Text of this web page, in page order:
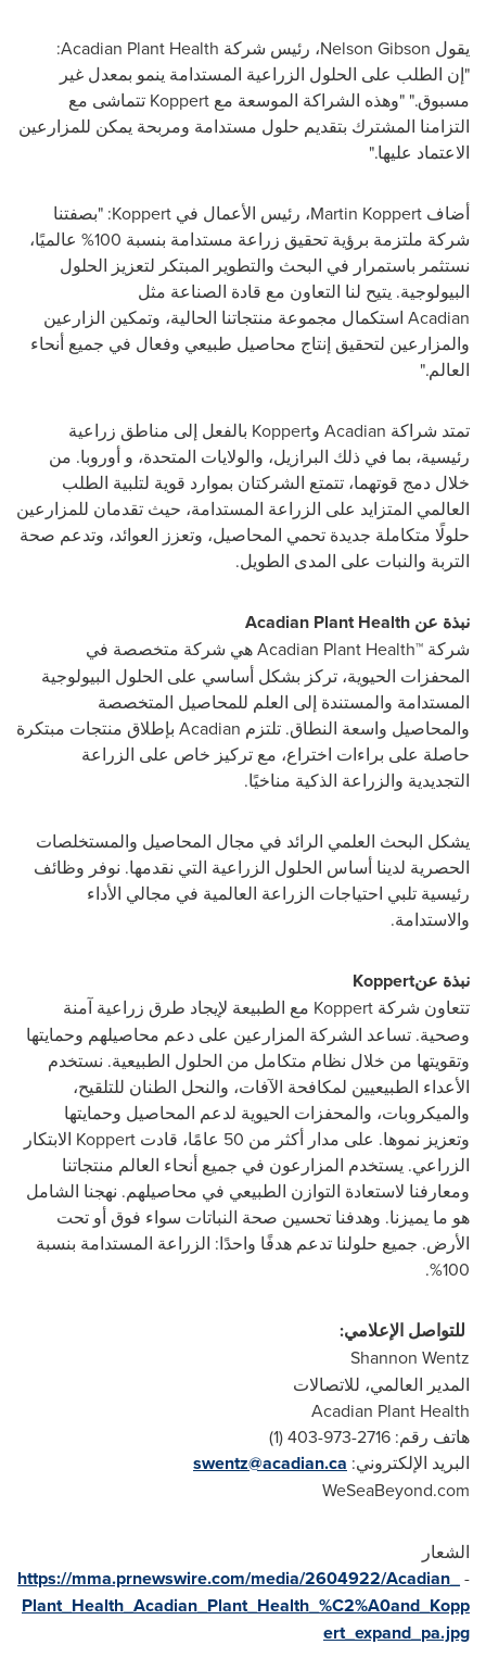
يقول Nelson Gibson، رئيس شركة Acadian Plant Health:
"إن الطلب على الحلول الزراعية المستدامة ينمو بمعدل غير
مسبوق." "وهذه الشراكة الموسعة مع Koppert تتماشى مع
التزامنا المشترك بتقديم حلول مستدامة ومربحة يمكن للمزارعين
الاعتماد عليها."
أضاف Martin Koppert، رئيس الأعمال في Koppert: "بصفتنا
شركة ملتزمة برؤية تحقيق زراعة مستدامة بنسبة 100% عالميًا،
نستثمر باستمرار في البحث والتطوير المبتكر لتعزيز الحلول
البيولوجية. يتيح لنا التعاون مع قادة الصناعة مثل
Acadian استكمال مجموعة منتجاتنا الحالية، وتمكين الزارعين
والمزارعين لتحقيق إنتاج محاصيل طبيعي وفعال في جميع أنحاء
العالم."
تمتد شراكة Acadian وKoppert بالفعل إلى مناطق زراعية
رئيسية، بما في ذلك البرازيل، والولايات المتحدة، و أوروبا. من
خلال دمج قوتهما، تتمتع الشركتان بموارد قوية لتلبية الطلب
العالمي المتزايد على الزراعة المستدامة، حيث تقدمان للمزارعين
حلولًا متكاملة جديدة تحمي المحاصيل، وتعزز العوائد، وتدعم صحة
التربة والنبات على المدى الطويل.
نبذة عن Acadian Plant Health
شركة Acadian Plant Health™هي شركة متخصصة في
المحفزات الحيوية، تركز بشكل أساسي على الحلول البيولوجية
المستدامة والمستندة إلى العلم للمحاصيل المتخصصة
والمحاصيل واسعة النطاق. تلتزم Acadian بإطلاق منتجات مبتكرة
حاصلة على براءات اختراع، مع تركيز خاص على الزراعة
التجديدية والزراعة الذكية مناخيًا.
يشكل البحث العلمي الرائد في مجال المحاصيل والمستخلصات
الحصرية لدينا أساس الحلول الزراعية التي نقدمها. نوفر وظائف
رئيسية تلبي احتياجات الزراعة العالمية في مجالي الأداء
والاستدامة.
نبذة عنKoppert
تتعاون شركة Koppert مع الطبيعة لإيجاد طرق زراعية آمنة
وصحية. تساعد الشركة المزارعين على دعم محاصيلهم وحمايتها
وتقويتها من خلال نظام متكامل من الحلول الطبيعية. نستخدم
الأعداء الطبيعيين لمكافحة الآفات، والنحل الطنان للتلقيح،
والميكروبات، والمحفزات الحيوية لدعم المحاصيل وحمايتها
وتعزيز نموها. على مدار أكثر من 50 عامًا، قادت
Koppert الابتكار
الزراعي. يستخدم المزارعون في جميع أنحاء العالم منتجاتنا
ومعارفنا لاستعادة التوازن الطبيعي في محاصيلهم. نهجنا الشامل
هو ما يميزنا. وهدفنا تحسين صحة النباتات سواء فوق أو تحت
الأرض. جميع حلولنا تدعم هدفًا واحدًا: الزراعة المستدامة بنسبة
100%.
للتواصل الإعلامي:
Shannon Wentz
المدير العالمي، للاتصالات
Acadian Plant Health
هاتف رقم: 2716-973-403 (1)
البريد الإلكتروني: swentz@acadian.ca
WeSeaBeyond.com
الشعار
-
https://mma.prnewswire.com/media/2604922/Acadian_
Plant_Health_Acadian_Plant_Health_%C2%A0and_Kopp
ert_expand_pa.jpg